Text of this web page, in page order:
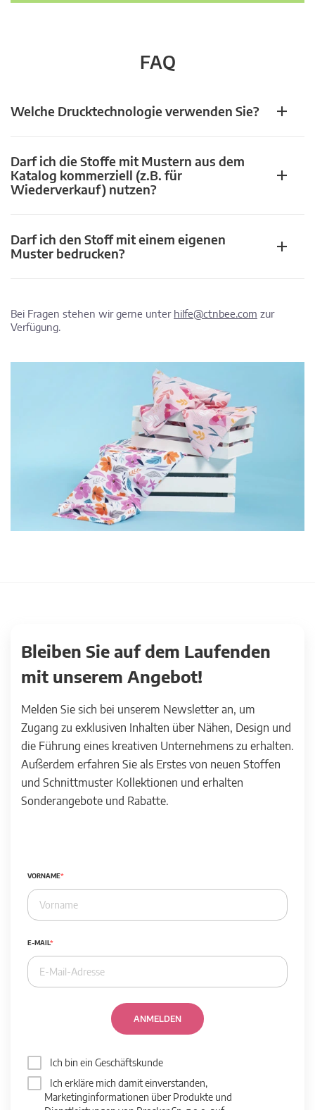
FAQ
Welche Drucktechnologie verwenden Sie?
Darf ich die Stoffe mit Mustern aus dem
Katalog kommerziell (z.B. für
Wiederverkauf) nutzen?
Darf ich den Stoff mit einem eigenen
Muster bedrucken?
Bei Fragen stehen wir gerne unter hilfe@ctnbee.com zur
Verfügung.
Bleiben Sie auf dem Laufenden
mit unserem Angebot!
Melden Sie sich bei unserem Newsletter an, um
Zugang zu exklusiven Inhalten über Nähen, Design und
die Führung eines kreativen Unternehmens zu erhalten.
Außerdem erfahren Sie als Erstes von neuen Stoffen
und Schnittmuster Kollektionen und erhalten
Sonderangebote und Rabatte.
VORNAME
E-MAIL
ANMELDEN
Ich bin ein Geschäftskunde
Ich erkläre mich damit einverstanden,
Marketinginformationen über Produkte und